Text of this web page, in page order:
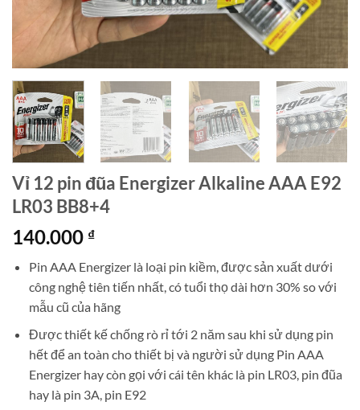
Vỉ 12 pin đũa Energizer Alkaline AAA E92
LR03 BB8+4
140.000 ₫
Pin AAA Energizer là loại pin kiềm, được sản xuất dưới
công nghệ tiên tiến nhất, có tuổi thọ dài hơn 30% so với
mẫu cũ của hãng
Được thiết kế chống rò rỉ tới 2 năm sau khi sử dụng pin
hết để an toàn cho thiết bị và người sử dụng Pin AAA
Energizer hay còn gọi với cái tên khác là pin LR03, pin đũa
hay là pin 3A, pin E92